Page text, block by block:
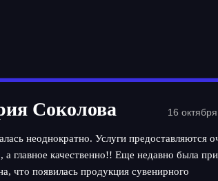
Соколова 16
неоднократно. Услуги предоставляются
а главное качественно!! Еще недавно была
что появилась продукция сувенирного